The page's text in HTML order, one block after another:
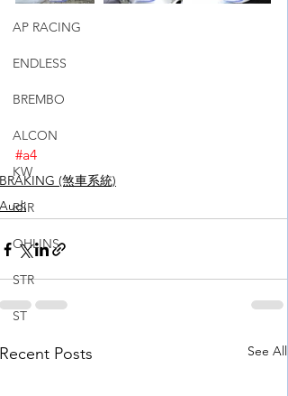
AP RACING
ENDLESS
BREMBO
ALCON
KW
RSR
OHLINS
STR
ST
#a4
BRAKING (煞車系統)
Audi
Recent Posts See All